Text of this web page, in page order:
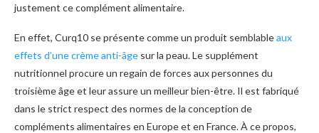
justement ce complément alimentaire.
En effet, Curq10 se présente comme un produit semblableaux
effets d’une crème anti-âge sur la peau. Le supplément
nutritionnel procure un regain de forces aux personnes du
troisième âge et leur assure un meilleur bien-être. Il est fabriqué
dans le strict respect des normes de la conception de
compléments alimentaires en Europe et en France. À ce propos,